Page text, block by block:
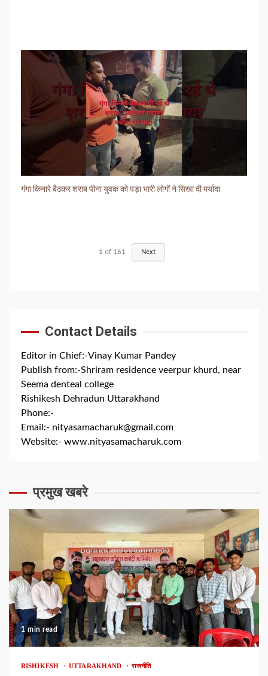
गंगा किनारे बैठकर शराब पीना युवक को पड़ा भारी लोगों ने सिखा दी मर्यादा
1 of 161 Next
Contact Details
Editor in Chief:-Vinay Kumar Pandey
Publish from:-Shriram residence veerpur khurd, near
Seema denteal college
Rishikesh Dehradun Uttarakhand
Phone:-
Email:- nityasamacharuk@gmail.com
Website:- www.nityasamacharuk.com
प्रमुख खबरे
1 min read
RISHIKESH UTTARAKHAND राजनीति